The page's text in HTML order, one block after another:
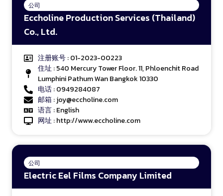
公司
Eccholine Production Services (Thailand)
Co., Ltd.
注册账号: 01-2023-00223
住址: 540 Mercury Tower Floor. 11, Phloenchit Road
Lumphini Pathum Wan Bangkok 10330
电话: 0949284087
邮箱: joy@eccholine.com
语言: English
网址:http://www.eccholine.com
公司
Electric Eel Films Company Limited